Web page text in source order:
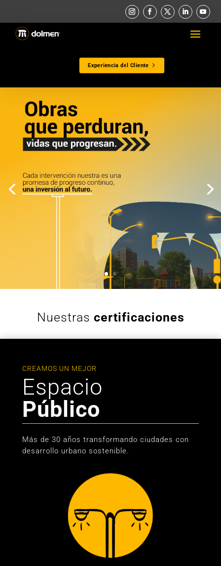
Experiencia del Cliente
Nuestras certificaciones
CREAMOS UN MEJOR
Espacio
Público
Más de 30 años transformando ciudades con
desarrollo urbano sostenible.